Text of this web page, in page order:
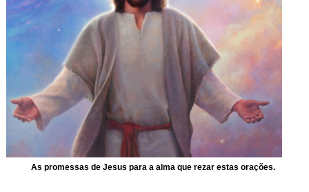
As promessas de Jesus para a alma que rezar estas orações.